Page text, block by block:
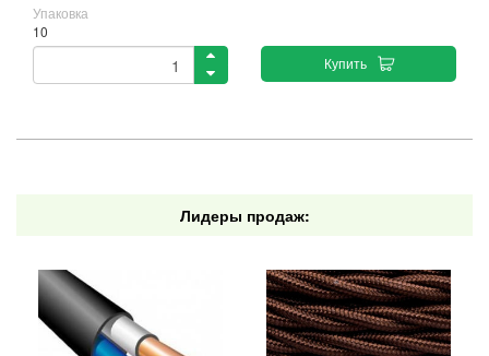
Упаковка
10
Купить
Лидеры продаж: